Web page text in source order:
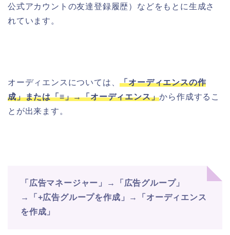
公式アカウントの友達登録履歴）などをもとに生成さ
れています。
オーディエンスについては、「オーディエンスの作
成」または「≡」→「オーディエンス」から作成するこ
とが出来ます。
「広告マネージャー」→「広告グループ」
→「+広告グループを作成」→「オーディエンス
を作成」